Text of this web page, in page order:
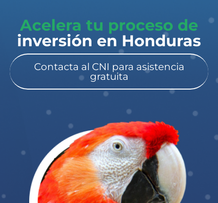
Acelera tu proceso de
inversión en Honduras​
Contacta al CNI para asistencia
gratuita